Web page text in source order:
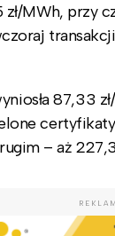
zł/MWh, przy
87,33
– aż